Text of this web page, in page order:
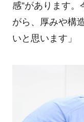
感”があります
がら、厚みや構
いと思います」